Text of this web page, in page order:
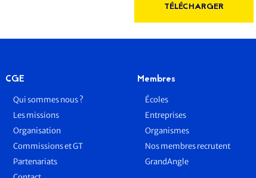
TÉLÉCHARGER
CGE
Qui sommes nous ?
Les missions
Organisation
Commissions et GT
Partenariats
Membres
Écoles
Entreprises
Organismes
Nos membres recrutent
GrandAngle